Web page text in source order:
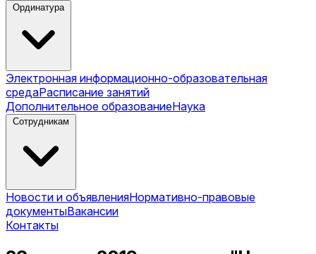
Ординатура
Электронная информационно-образовательная
средаРасписание занятий
Дополнительное образованиеНаука
Сотрудникам
Новости и объявленияНормативно-правовые
документыВакансии
Контакты